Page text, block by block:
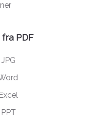
PDF